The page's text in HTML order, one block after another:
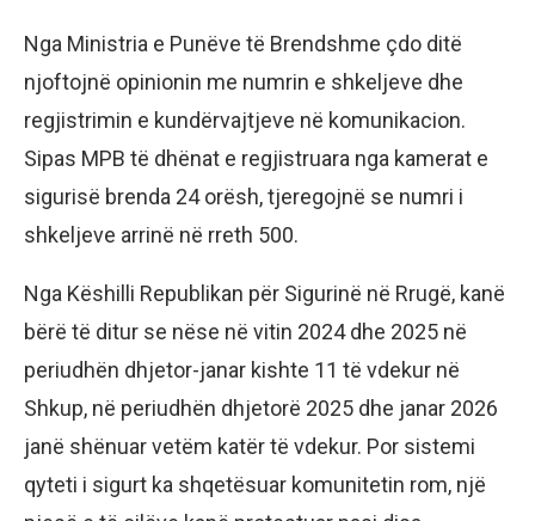
Nga Ministria e Punëve të Brendshme çdo ditë
njoftojnë opinionin me numrin e shkeljeve dhe
regjistrimin e kundërvajtjeve në komunikacion.
Sipas MPB të dhënat e regjistruara nga kamerat e
sigurisë brenda 24 orësh, tjeregojnë se numri i
shkeljeve arrinë në rreth 500.
Nga Këshilli Republikan për Sigurinë në Rrugë, kanë
bërë të ditur se nëse në vitin 2024 dhe 2025 në
periudhën dhjetor-janar kishte 11 të vdekur në
Shkup, në periudhën dhjetorë 2025 dhe janar 2026
janë shënuar vetëm katër të vdekur. Por sistemi
qyteti i sigurt ka shqetësuar komunitetin rom, një